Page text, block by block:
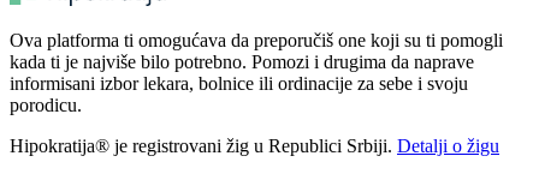
Ova platforma ti omogućava da preporučiš one koji su ti pomogli
kada ti je najviše bilo potrebno. Pomozi i drugima da naprave
informisani izbor lekara, bolnice ili ordinacije za sebe i svoju
porodicu.
Hipokratija® je registrovani žig u Republici Srbiji. Detalji o žigu